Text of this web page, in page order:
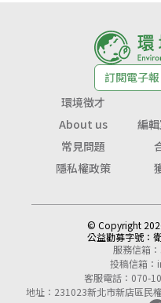
訂閱電子報
環境徵才
About us
編
常見問題
隱私權政策
© Copyright
公益勸募字號：
服務信箱：
投稿信箱：
客服電話：070-
地址：231023新北市新店區民